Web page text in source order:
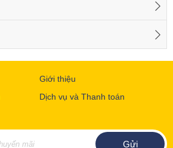
Giới thiệu
Dịch vụ và Thanh toán